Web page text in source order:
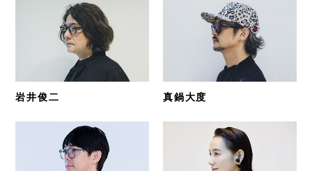
岩井俊二 真鍋大度